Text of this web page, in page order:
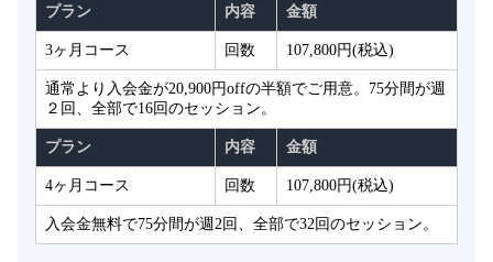
プラン 内容 金額
3ヶ月コース 回数 107,800円(税込)
通常より入会金が20,900円offの半額でご用意。75分間が週
２回、全部で16回のセッション。
プラン 内容 金額
4ヶ月コース 回数 107,800円(税込)
入会金無料で75分間が週2回、全部で32回のセッション。